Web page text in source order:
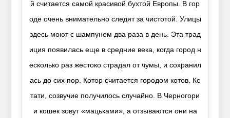
й считается самой красивой бухтой Европы. В гор
оде очень внимательно следят за чистотой. Улицы
здесь моют с шампунем два раза в день. Эта трад
иция появилась еще в средние века, когда город н
есколько раз жестоко страдал от чумы, и сохранил
ась до сих пор. Котор считается городом котов. Кс
тати, созвучие получилось случайно. В Черногори
и кошек зовут «мацьками», а отзываются они на